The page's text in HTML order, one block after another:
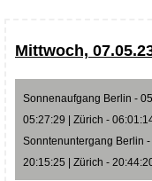
Mittwoch,
Sonnenaufgang Berlin -
05:27:29 | Zürich -
Sonntenuntergang Berlin
20:15:25 | Zürich -